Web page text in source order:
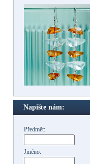
Napište nám:
Předmět:
Jméno: